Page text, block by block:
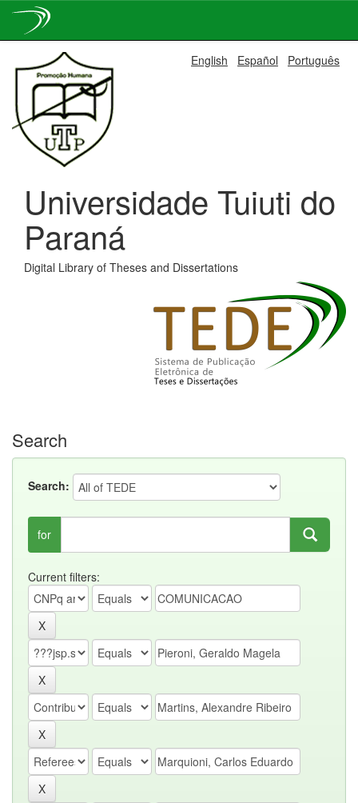
navigation
English Español Português
Universidade Tuiuti do
Paraná
Digital Library of Theses and Dissertations
Search
Search:
for
Current filters: